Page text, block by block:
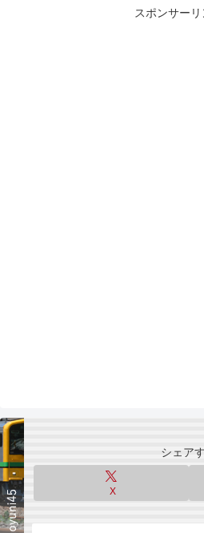
ます
スポンサーリ
シェア
X